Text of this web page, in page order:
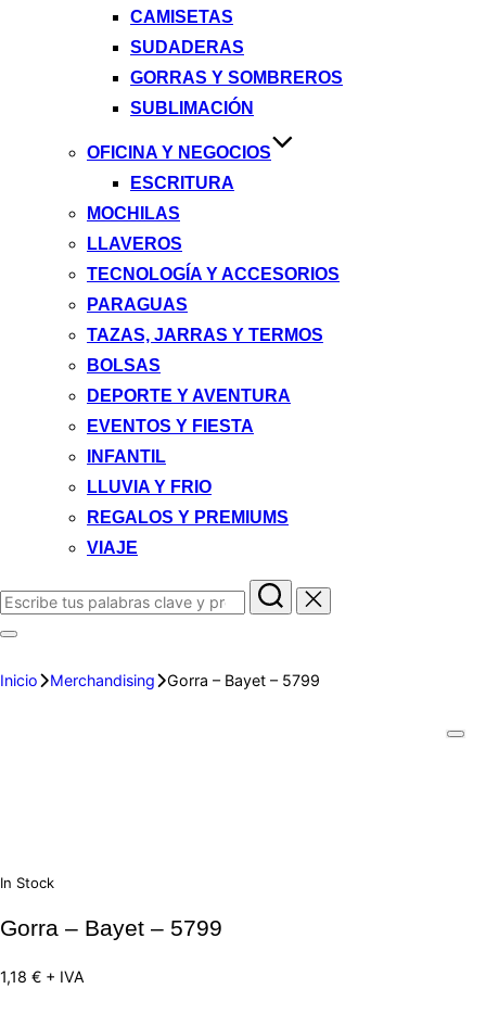
CAMISETAS
SUDADERAS
GORRAS Y SOMBREROS
SUBLIMACIÓN
OFICINA Y NEGOCIOS
ESCRITURA
MOCHILAS
LLAVEROS
TECNOLOGÍA Y ACCESORIOS
PARAGUAS
TAZAS, JARRAS Y TERMOS
BOLSAS
DEPORTE Y AVENTURA
EVENTOS Y FIESTA
INFANTIL
LLUVIA Y FRIO
REGALOS Y PREMIUMS
VIAJE
Inicio Merchandising Gorra – Bayet – 5799
In Stock
Gorra – Bayet – 5799
1,18 € + IVA